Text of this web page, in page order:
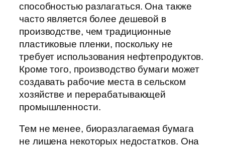
способностью разлагаться. Она также
часто является более дешевой в
производстве, чем традиционные
пластиковые пленки, поскольку не
требует использования нефтепродуктов.
Кроме того, производство бумаги может
создавать рабочие места в сельском
хозяйстве и перерабатывающей
промышленности.
Тем не менее, биоразлагаемая бумага
не лишена некоторых недостатков. Она